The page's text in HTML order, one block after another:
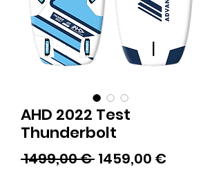
AHD 2022 Test
Thunderbolt
1499,00 € Prezzo
1459,00 €Prezzo